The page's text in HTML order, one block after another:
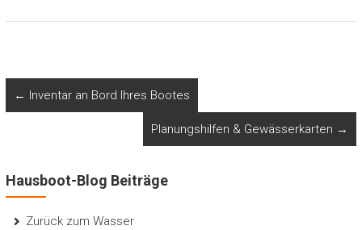
← Inventar an Bord Ihres Bootes
Planungshilfen & Gewässerkarten →
Hausboot-Blog Beiträge
Zurück zum Wasser